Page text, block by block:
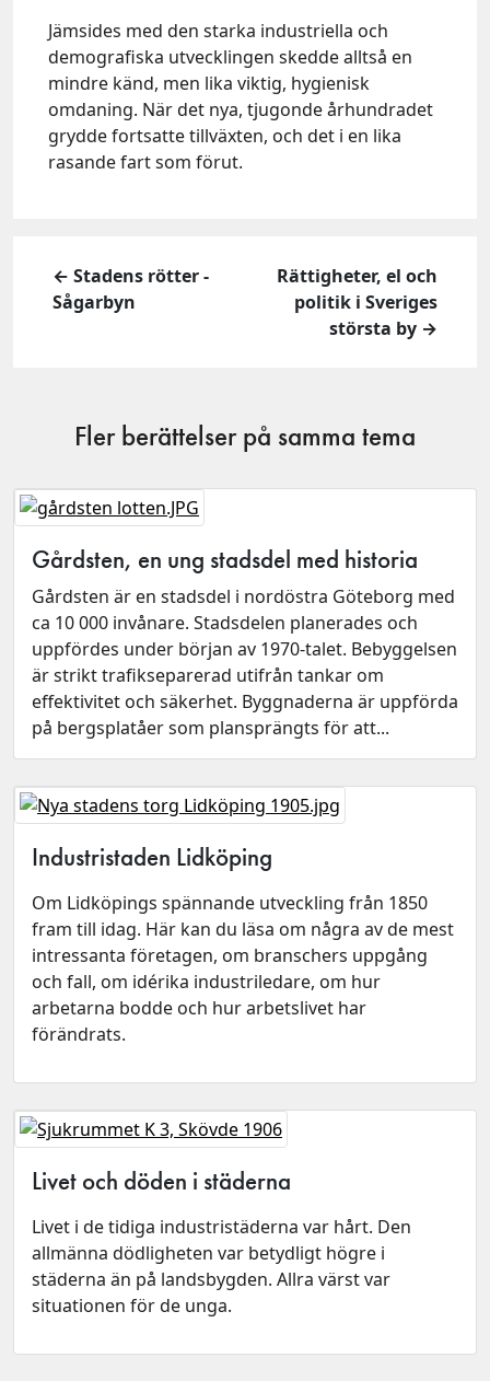
Jämsides med den starka industriella och
demografiska utvecklingen skedde alltså en
mindre känd, men lika viktig, hygienisk
omdaning. När det nya, tjugonde århundradet
grydde fortsatte tillväxten, och det i en lika
rasande fart som förut.
← Stadens rötter -
Sågarbyn
Rättigheter, el och
politik i Sveriges
största by →
Fler berättelser på samma tema
Gårdsten, en ung stadsdel med historia
Gårdsten är en stadsdel i nordöstra Göteborg med
ca 10 000 invånare. Stadsdelen planerades och
uppfördes under början av 1970-talet. Bebyggelsen
är strikt trafikseparerad utifrån tankar om
effektivitet och säkerhet. Byggnaderna är uppförda
på bergsplatåer som plansprängts för att...
Industristaden Lidköping
Om Lidköpings spännande utveckling från 1850
fram till idag. Här kan du läsa om några av de mest
intressanta företagen, om branschers uppgång
och fall, om idérika industriledare, om hur
arbetarna bodde och hur arbetslivet har
förändrats.
Livet och döden i städerna
Livet i de tidiga industristäderna var hårt. Den
allmänna dödligheten var betydligt högre i
städerna än på landsbygden. Allra värst var
situationen för de unga.